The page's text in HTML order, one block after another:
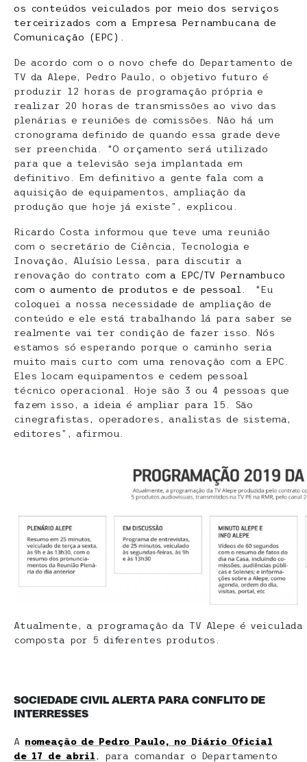
os conteúdos veiculados por meio dos serviços
terceirizados com a Empresa Pernambucana de
Comunicação (EPC).
De acordo com o o novo chefe do Departamento de
TV da Alepe, Pedro Paulo, o objetivo futuro é
produzir 12 horas de programação própria e
realizar 20 horas de transmissões ao vivo das
plenárias e reuniões de comissões. Não há um
cronograma definido de quando essa grade deve
ser preenchida. “O orçamento será utilizado
para que a televisão seja implantada em
definitivo. Em definitivo a gente fala com a
aquisição de equipamentos, ampliação da
produção que hoje já existe”, explicou.
Ricardo Costa informou que teve uma reunião
com o secretário de Ciência, Tecnologia e
Inovação, Aluísio Lessa, para discutir a
renovação do contrato com a EPC/TV Pernambuco
com o aumento de produtos e de pessoal.
“Eu
coloquei a nossa necessidade de ampliação de
conteúdo e ele está trabalhando lá para saber se
realmente vai ter condição de fazer isso. Nós
estamos só esperando porque o caminho seria
muito mais curto com uma renovação com a EPC.
Eles locam equipamentos e cedem pessoal
técnico operacional. Hoje são 3 ou 4 pessoas que
fazem isso, a ideia é ampliar para 15. São
cinegrafistas, operadores, analistas de sistema,
editores”, afirmou.
Atualmente, a programação da TV Alepe é veiculada
composta por 5 diferentes produtos.
SOCIEDADE CIVIL ALERTA PARA CONFLITO DE
INTERRESSES
A nomeação de Pedro Paulo, no Diário Oficial
de 17 de abril , para comandar o Departamento